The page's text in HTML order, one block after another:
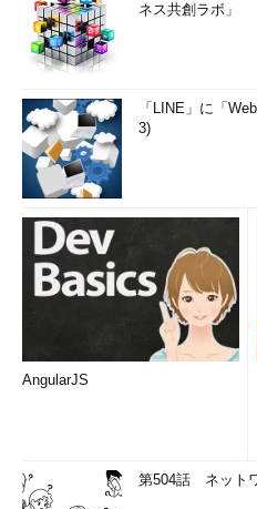
ネス共創ラボ」
「LINE」に「
3)
AngularJS
第504話 ネット